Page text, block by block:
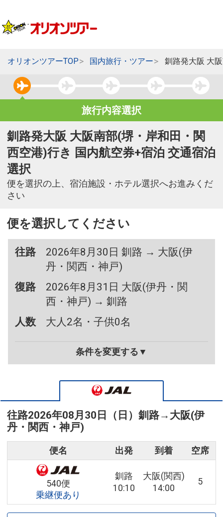
オリオンツアーTOP 国内旅行・ツアー 釧路発大阪 大
旅行内容選択
釧路発大阪 大阪南部(堺・岸和田・関
西空港)行き 国内航空券+宿泊 交通宿泊
選択
便を選択の上、宿泊施設・ホテル選択へお進みくだ
さい
便を選択してください
往路
2026年8月30日 釧路 → 大阪(伊
丹・関西・神戸)
復路
2026年8月31日 大阪(伊丹・関
西・神戸) → 釧路
人数
大人2名・子供0名
条件を変更する▼
往路2026年08月30日（日） 釧路→ 大阪(伊
丹・関西・神戸)
便名 出発 到着 空席
540便
乗継便あり
釧路
10:10
大阪(関西)
14:00
5